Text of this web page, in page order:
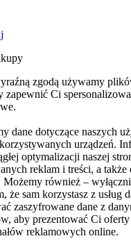
zgodą używamy
zapewnić Ci
dane dotyczące naszych
urządzeń.
optymalizacji naszej
reklam i treści, a także
również –
że sam korzystasz z usług
zaszyfrowane dane z
aby prezentować Ci oferty
reklamowych online.